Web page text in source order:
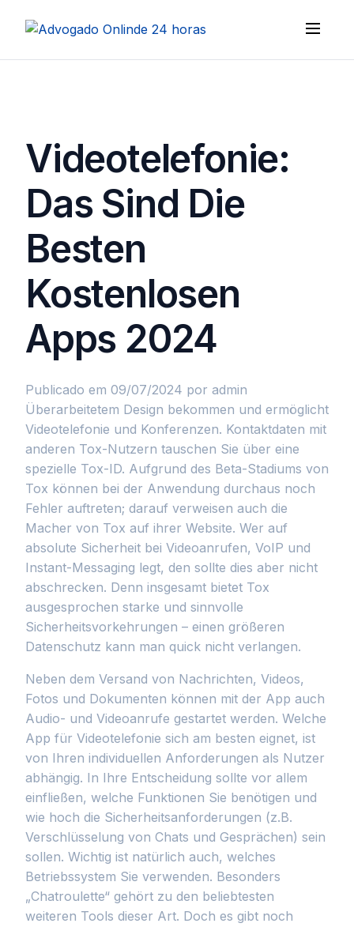
Videotelefonie:
Das Sind Die
Besten
Kostenlosen
Apps 2024
Publicado em 09/07/2024 por admin
Überarbeitetem Design bekommen und ermöglicht
Videotelefonie und Konferenzen. Kontaktdaten mit
anderen Tox-Nutzern tauschen Sie über eine
spezielle Tox-ID. Aufgrund des Beta-Stadiums von
Tox können bei der Anwendung durchaus noch
Fehler auftreten; darauf verweisen auch die
Macher von Tox auf ihrer Website. Wer auf
absolute Sicherheit bei Videoanrufen, VoIP und
Instant-Messaging legt, den sollte dies aber nicht
abschrecken. Denn insgesamt bietet Tox
ausgesprochen starke und sinnvolle
Sicherheitsvorkehrungen – einen größeren
Datenschutz kann man quick nicht verlangen.
Neben dem Versand von Nachrichten, Videos,
Fotos und Dokumenten können mit der App auch
Audio- und Videoanrufe gestartet werden. Welche
App für Videotelefonie sich am besten eignet, ist
von Ihren individuellen Anforderungen als Nutzer
abhängig. In Ihre Entscheidung sollte vor allem
einfließen, welche Funktionen Sie benötigen und
wie hoch die Sicherheitsanforderungen (z.B.
Verschlüsselung von Chats und Gesprächen) sein
sollen. Wichtig ist natürlich auch, welches
Betriebssystem Sie verwenden. Besonders
„Chatroulette“ gehört zu den beliebtesten
weiteren Tools dieser Art. Doch es gibt noch